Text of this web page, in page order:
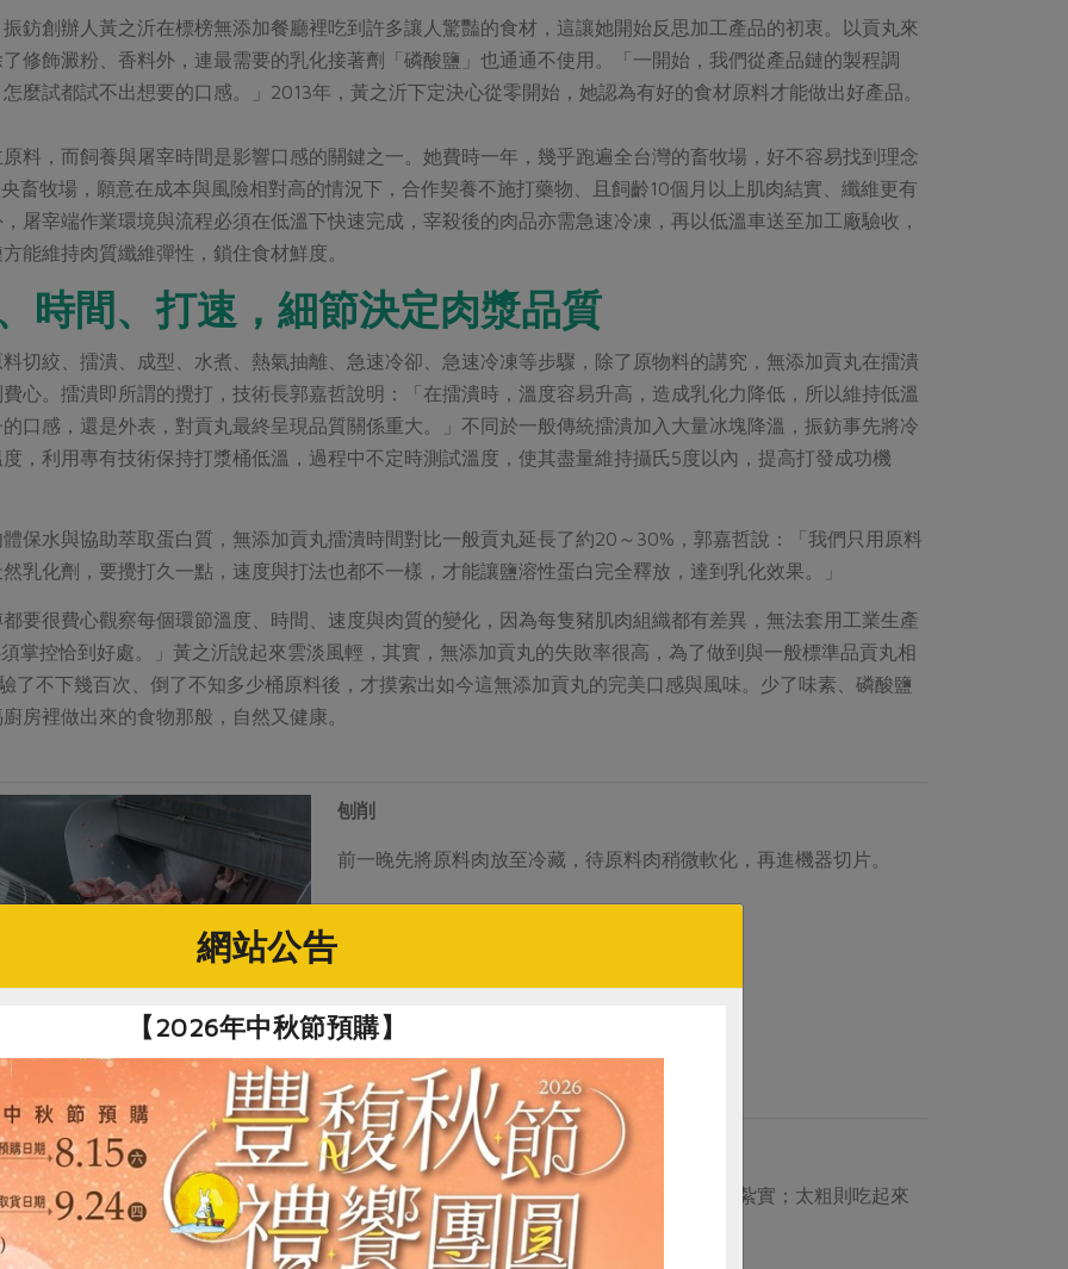
鈁創辦人黃之沂在標榜無添加餐廳裡吃到許多讓人驚豔的食材，這讓她開始反思加工產品的初衷。以貢丸來
修飾澱粉、香料外，連最需要的乳化接著劑「磷酸鹽」也通通不使用。「一開始，我們從產品鏈的製程調
麼試都試不出想要的口感。」2013年，黃之沂下定決心從零開始，她認為有好的食材原料才能做出好產品。
料，而飼養與屠宰時間是影響口感的關鍵之一。她費時一年，幾乎跑遍全台灣的畜牧場，好不容易找到理念
畜牧場，願意在成本與風險相對高的情況下，合作契養不施打藥物、且飼齡10個月以上肌肉結實、纖維更有
屠宰端作業環境與流程必須在低溫下快速完成，宰殺後的肉品亦需急速冷凍，再以低溫車送至加工廠驗收，
能維持肉質纖維彈性，鎖住食材鮮度。
時間、打速，細節決定肉漿品質
切絞、擂潰、成型、水煮、熱氣抽離、急速冷卻、急速冷凍等步驟，除了原物料的講究，無添加貢丸在擂潰
心。擂潰即所謂的攪打，技術長郭嘉哲說明：「在擂潰時，溫度容易升高，造成乳化力降低，所以維持低溫
口感，還是外表，對貢丸最終呈現品質關係重大。」不同於一般傳統擂潰加入大量冰塊降溫，振鈁事先將冷
，利用專有技術保持打漿桶低溫，過程中不定時測試溫度，使其盡量維持攝氏5度以內，提高打發成功機
保水與協助萃取蛋白質，無添加貢丸擂潰時間對比一般貢丸延長了約20～30%，郭嘉哲說：「我們只用原料
乳化劑，要攪打久一點，速度與打法也都不一樣，才能讓鹽溶性蛋白完全釋放，達到乳化效果。」
要很費心觀察每個環節溫度、時間、速度與肉質的變化，因為每隻豬肌肉組織都有差異，無法套用工業生產
掌控恰到好處。」黃之沂說起來雲淡風輕，其實，無添加貢丸的失敗率很高，為了做到與一般標準品貢丸相
了不下幾百次、倒了不知多少桶原料後，才摸索出如今這無添加貢丸的完美口感與風味。少了味素、磷酸鹽
房裡做出來的食物那般，自然又健康。
刨削
前一晚先將原料肉放至冷藏，待原料肉稍微軟化，再進機器切片。
絞肉
絞肉的粗細考驗經驗，太細纖維易斷，貢丸不夠紮實；太粗則吃起來
不夠細緻。
網站公告
【2026年中秋節預購】